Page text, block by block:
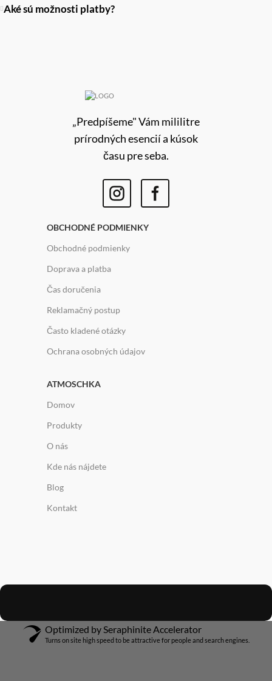
Aké sú možnosti platby?
„Predpíšeme" Vám mililitre
prírodných esencií a kúsok
času pre seba.
OBCHODNÉ PODMIENKY
Obchodné podmienky
Doprava a platba
Čas doručenia
Reklamačný postup
Často kladené otázky
Ochrana osobných údajov
ATMOSCHKA
Domov
Produkty
O nás
Kde nás nájdete
Blog
Kontakt
Optimized by Seraphinite Accelerator
Turns on site high speed to be attractive for people and search engines.